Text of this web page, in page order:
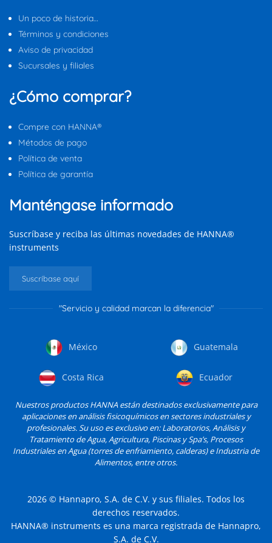
Un poco de historia…
Términos y condiciones
Aviso de privacidad
Sucursales y filiales
¿Cómo comprar?
Compre con HANNA®
Métodos de pago
Política de venta
Política de garantía
Manténgase informado
Suscríbase y reciba las últimas novedades de HANNA®
instruments
Suscríbase aquí
"Servicio y calidad marcan la diferencia"
México Guatemala
Costa Rica Ecuador
Nuestros productos HANNA están destinados exclusivamente para
aplicaciones en análisis fisicoquímicos en sectores industriales y
profesionales. Su uso es exclusivo en: Laboratorios, Análisis y
Tratamiento de Agua, Agricultura, Piscinas y Spa’s, Procesos
Industriales en Agua (torres de enfriamiento, calderas) e Industria de
Alimentos, entre otros.
2026 © Hannapro, S.A. de C.V. y sus filiales. Todos los
derechos reservados.
HANNA® instruments es una marca registrada de Hannapro,
S.A. de C.V.